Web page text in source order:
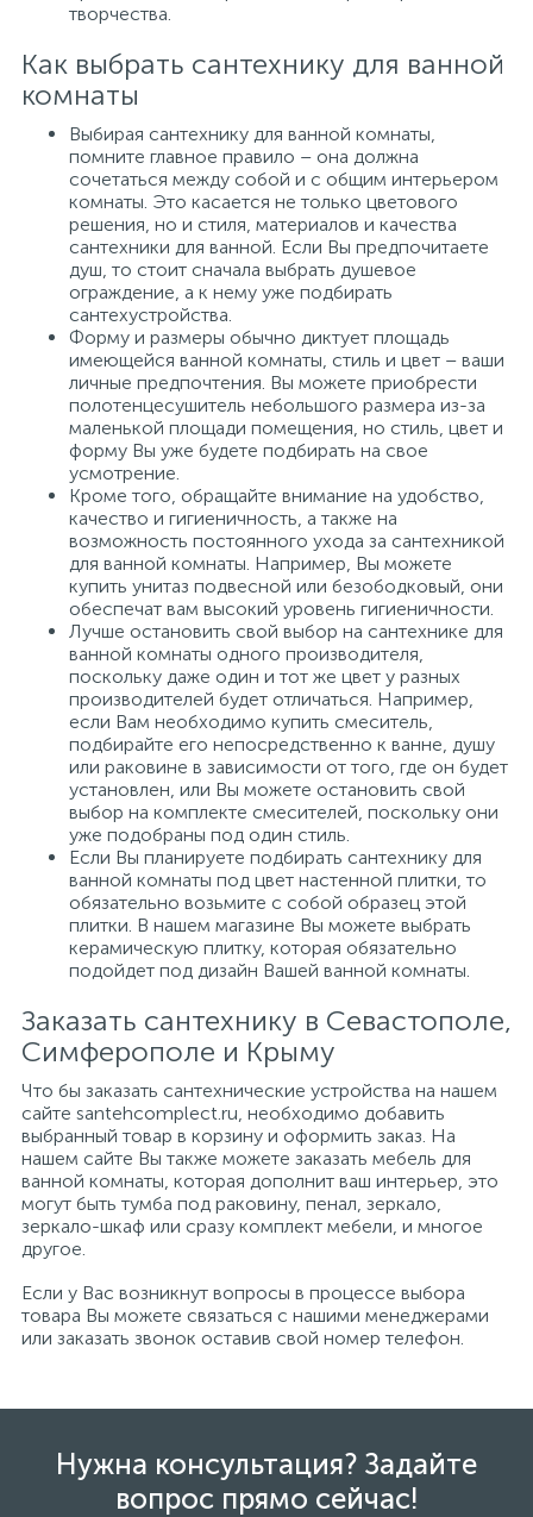
творчества.
Как выбрать сантехнику для ванной
комнаты
Выбирая сантехнику для ванной комнаты,
помните главное правило – она должна
сочетаться между собой и с общим интерьером
комнаты. Это касается не только цветового
решения, но и стиля, материалов и качества
сантехники для ванной. Если Вы предпочитаете
душ, то стоит сначала выбрать душевое
ограждение, а к нему уже подбирать
сантехустройства.
Форму и размеры обычно диктует площадь
имеющейся ванной комнаты, стиль и цвет – ваши
личные предпочтения. Вы можете приобрести
полотенцесушитель небольшого размера из-за
маленькой площади помещения, но стиль, цвет и
форму Вы уже будете подбирать на свое
усмотрение.
Кроме того, обращайте внимание на удобство,
качество и гигиеничность, а также на
возможность постоянного ухода за сантехникой
для ванной комнаты. Например, Вы можете
купить унитаз подвесной или безободковый, они
обеспечат вам высокий уровень гигиеничности.
Лучше остановить свой выбор на сантехнике для
ванной комнаты одного производителя,
поскольку даже один и тот же цвет у разных
производителей будет отличаться. Например,
если Вам необходимо купить смеситель,
подбирайте его непосредственно к ванне, душу
или раковине в зависимости от того, где он будет
установлен, или Вы можете остановить свой
выбор на комплекте смесителей, поскольку они
уже подобраны под один стиль.
Если Вы планируете подбирать сантехнику для
ванной комнаты под цвет настенной плитки, то
обязательно возьмите с собой образец этой
плитки. В нашем магазине Вы можете выбрать
керамическую плитку, которая обязательно
подойдет под дизайн Вашей ванной комнаты.
Заказать сантехнику в Севастополе,
Симферополе и Крыму
Что бы заказать сантехнические устройства на нашем
сайте santehcomplect.ru, необходимо добавить
выбранный товар в корзину и оформить заказ. На
нашем сайте Вы также можете заказать мебель для
ванной комнаты, которая дополнит ваш интерьер, это
могут быть тумба под раковину, пенал, зеркало,
зеркало-шкаф или сразу комплект мебели, и многое
другое.
Если у Вас возникнут вопросы в процессе выбора
товара Вы можете связаться с нашими менеджерами
или заказать звонок оставив свой номер телефон.
Нужна консультация? Задайте
вопрос прямо сейчас!